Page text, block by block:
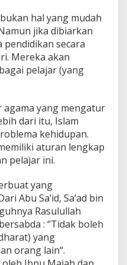
hal yang mudah
jika dibiarkan
pendidikan secara
Mereka akan
pelajar (yang
agama yang mengatur
dari itu, Islam
kehidupan.
aturan lengkap
pelajar ini.
yang
Abu Sa’id, Sa’ad bin
Rasulullah
: “Tidak boleh
yang
orang lain“.